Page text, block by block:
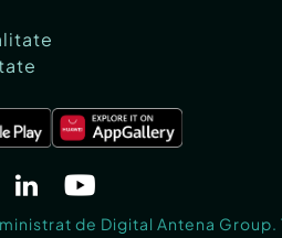
de Digital Antena